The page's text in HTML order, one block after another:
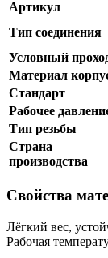
Артикул
Тип соединения
Условный
Материал
Стандарт
Рабочее
Тип резьбы
Страна
производства
Свойства
Лёгкий вес,
Рабочая